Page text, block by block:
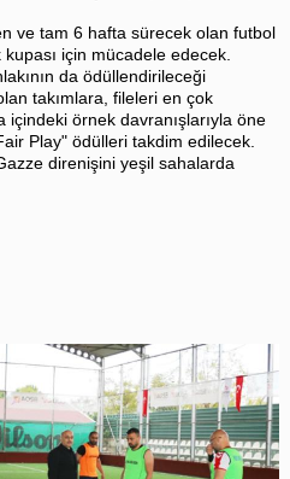
ve tam 6 hafta sürecek olan futbol
için mücadele edecek.
da ödüllendirileceği
takımlara, fileleri en çok
içindeki örnek davranışlarıyla öne
Play" ödülleri takdim edilecek.
direnişini yeşil sahalarda